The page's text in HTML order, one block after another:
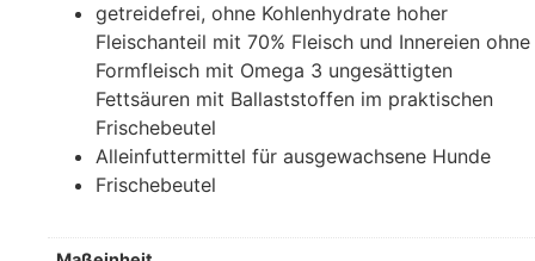
getreidefrei, ohne Kohlenhydrate hoher
Fleischanteil mit 70% Fleisch und Innereien ohne
Formfleisch mit Omega 3 ungesättigten
Fettsäuren mit Ballaststoffen im praktischen
Frischebeutel
Alleinfuttermittel für ausgewachsene Hunde
Frischebeutel